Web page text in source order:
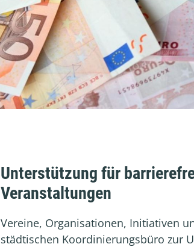
Unterstützung für
Veranstaltungen
Vereine, Organisationen, Initiativen
städtischen Koordinierungsbüro zur